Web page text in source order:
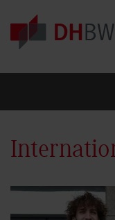
Skip to main content